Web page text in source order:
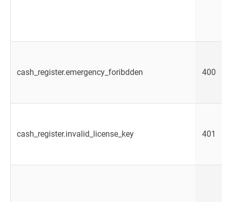
cash_register.emergency_foribdden 400
cash_register.invalid_license_key 401